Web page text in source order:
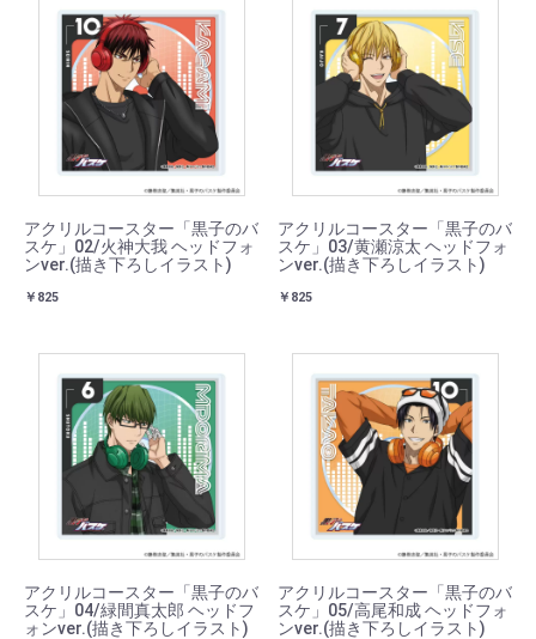
アクリルコースター「黒子のバ
スケ」02/火神大我 ヘッドフォ
ンver.(描き下ろしイラスト)
￥825
アクリルコースター「黒子のバ
スケ」03/黄瀬涼太 ヘッドフォ
ンver.(描き下ろしイラスト)
￥825
アクリルコースター「黒子のバ
スケ」04/緑間真太郎 ヘッドフ
ォンver.(描き下ろしイラスト)
アクリルコースター「黒子のバ
スケ」05/高尾和成 ヘッドフォ
ンver.(描き下ろしイラスト)